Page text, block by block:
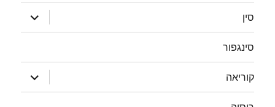
סין
הצג
תפריט
סינגפור
קוריאה
הצג
תפריט